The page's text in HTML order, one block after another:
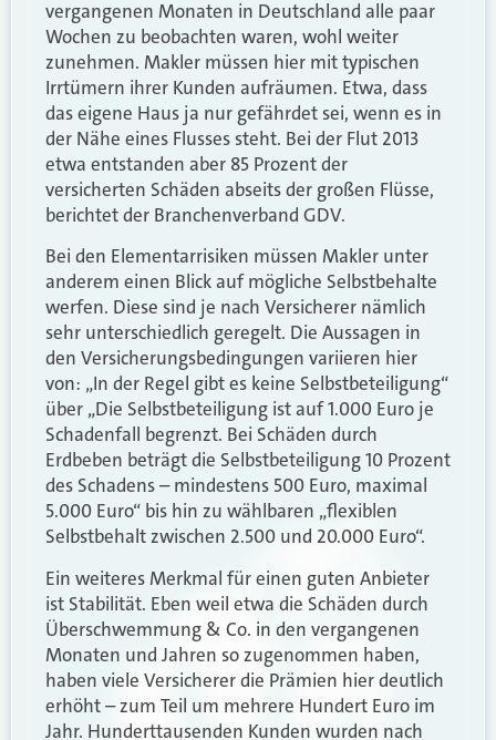
vergangenen Monaten in Deutschland alle paar
Wochen zu beobachten waren, wohl weiter
zunehmen. Makler müssen hier mit typischen
Irrtümern ihrer Kunden aufräumen. Etwa, dass
das eigene Haus ja nur gefährdet sei, wenn es in
der Nähe eines Flusses steht. Bei der Flut 2013
etwa entstanden aber 85 Prozent der
versicherten Schäden abseits der großen Flüsse,
berichtet der Branchenverband GDV.
Bei den Elementarrisiken müssen Makler unter
anderem einen Blick auf mögliche Selbstbehalte
werfen. Diese sind je nach Versicherer nämlich
sehr unterschiedlich geregelt. Die Aussagen in
den Versicherungsbedingungen variieren hier
von: „In der Regel gibt es keine Selbstbeteiligung“
über „Die Selbstbeteiligung ist auf 1.000 Euro je
Schadenfall begrenzt. Bei Schäden durch
Erdbeben beträgt die Selbstbeteiligung 10 Prozent
des Schadens – mindestens 500 Euro, maximal
5.000 Euro“ bis hin zu wählbaren „flexiblen
Selbstbehalt zwischen 2.500 und 20.000 Euro“.
Ein weiteres Merkmal für einen guten Anbieter
ist Stabilität. Eben weil etwa die Schäden durch
Überschwemmung & Co. in den vergangenen
Monaten und Jahren so zugenommen haben,
haben viele Versicherer die Prämien hier deutlich
erhöht – zum Teil um mehrere Hundert Euro im
Jahr. Hunderttausenden Kunden wurden nach